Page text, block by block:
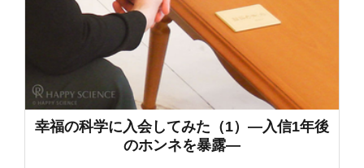
幸福の科学に入会してみた（1）―入信1年後
のホンネを暴露―